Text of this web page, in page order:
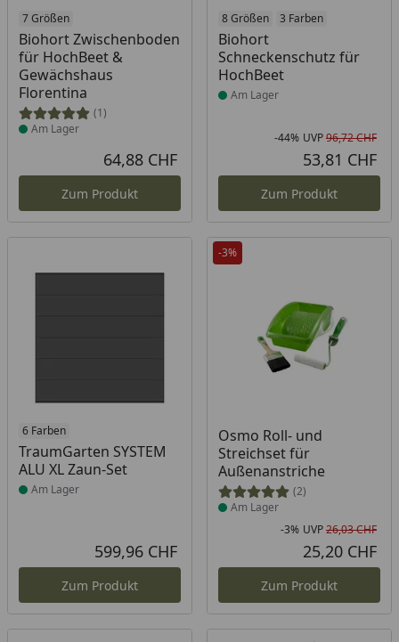
7 Größen
Biohort Zwischenboden
für HochBeet &
Gewächshaus
Florentina
(1)
Produkt am Lager
Am Lager
64,88 CHF
Zum Produkt
8 Größen 3 Farben
Biohort
Schneckenschutz für
HochBeet
Produkt am Lager
Am Lager
-44% UVP96,72 CHF
53,81 CHF
Zum Produkt
6 Farben
TraumGarten SYSTEM
ALU XL Zaun-Set
Produkt am Lager
Am Lager
599,96 CHF
Zum Produkt
-3%
Osmo Roll- und
Streichset für
Außenanstriche
(2)
Produkt am Lager
Am Lager
-3% UVP26,03 CHF
25,20 CHF
Zum Produkt